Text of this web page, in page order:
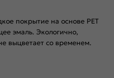
Высокая
проём:
покрытие на основе PET
эмаль. Экологично,
выцветает со временем.
(черная)